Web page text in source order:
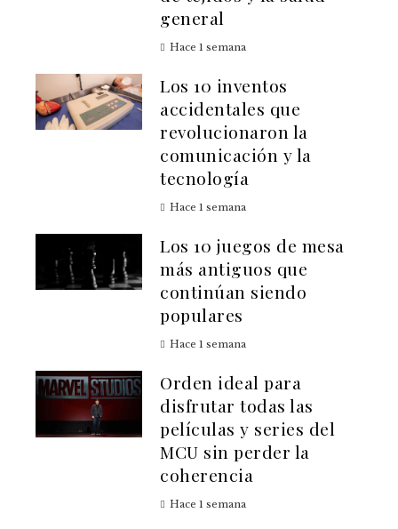
general
Hace 1 semana
Los 10 inventos
accidentales que
revolucionaron la
comunicación y la
tecnología
Hace 1 semana
Los 10 juegos de mesa
más antiguos que
continúan siendo
populares
Hace 1 semana
Orden ideal para
disfrutar todas las
películas y series del
MCU sin perder la
coherencia
Hace 1 semana